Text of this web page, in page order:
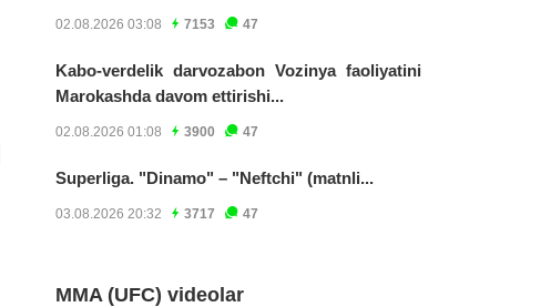
02.08.2026 03:08 7153 47
Kabo-verdelik darvozabon Vozinya faoliyatini
Marokashda davom ettirishi...
02.08.2026 01:08 3900 47
Superliga. "Dinamo" – "Neftchi" (matnli...
03.08.2026 20:32 3717 47
MMA (UFC) videolar